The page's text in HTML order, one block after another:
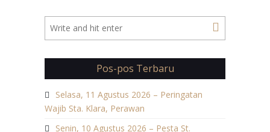
Pos-pos Terbaru
Selasa, 11 Agustus 2026 – Peringatan
Wajib Sta. Klara, Perawan
Senin, 10 Agustus 2026 – Pesta St.